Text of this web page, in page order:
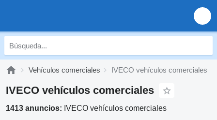
Vehículos comerciales IVECO vehículos comerciales
IVECO vehículos comerciales
1413 anuncios: IVECO vehículos comerciales